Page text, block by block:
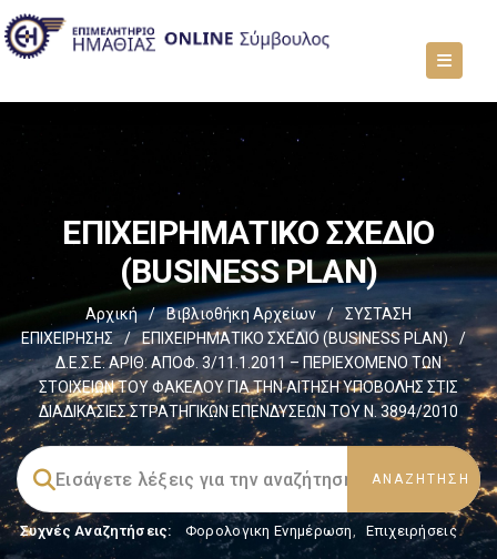
EΠΙΧΕΙΡΗΜΑΤΙΚΟ ΣΧΕΔΙΟ
(BUSINESS PLAN)
Αρχική / Βιβλιοθήκη Αρχείων /
ΣΥΣΤΑΣΗ
ΕΠΙΧΕΙΡΗΣΗΣ
/ EΠΙΧΕΙΡΗΜΑΤΙΚΟ ΣΧΕΔΙΟ (BUSINESS PLAN)
/
Δ.Ε.Σ.Ε. ΑΡΙΘ. ΑΠΟΦ. 3/11.1.2011 – ΠΕΡΙΕΧΟΜΕΝΟ ΤΩΝ
ΣΤΟΙΧΕΙΩΝ ΤΟΥ ΦΑΚΕΛΟΥ ΓΙΑ ΤΗΝ ΑΙΤΗΣΗ ΥΠΟΒΟΛΗΣ ΣΤΙΣ
ΔΙΑΔΙΚΑΣΙΕΣ ΣΤΡΑΤΗΓΙΚΩΝ ΕΠΕΝΔΥΣΕΩΝ ΤΟΥ Ν. 3894/2010
Συχνές Αναζητήσεις: Φορολογικη Ενημέρωση, Επιχειρήσεις